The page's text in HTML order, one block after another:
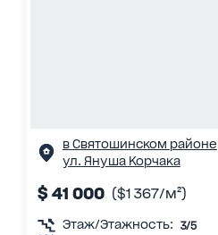
в Святошинском районе
ул. Януша Корчака
$ 41 000 ($1 367/м²)
Этаж/Этажность: 3/5